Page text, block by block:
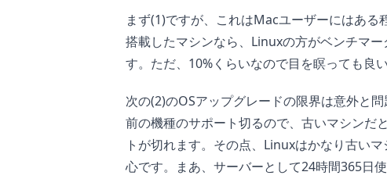
まず(1)ですが、これはMacユーザーにはある
搭載したマシンなら、Linuxの方がベンチマ
す。ただ、10%くらいなので目を瞑っても良
次の(2)のOSアップグレードの限界は意外と
前の機種のサポート切るので、古いマシンだ
トが切れます。その点、Linuxはかなり古い
心です。まあ、サーバーとして24時間365日